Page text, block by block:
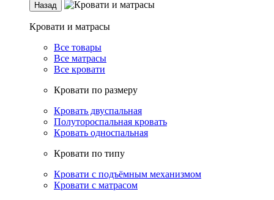
Назад
Кровати и матрасы
Все товары
Все матрасы
Все кровати
Кровати по размеру
Кровать двуспальная
Полутороспальная кровать
Кровать односпальная
Кровати по типу
Кровати с подъёмным механизмом
Кровати с матрасом